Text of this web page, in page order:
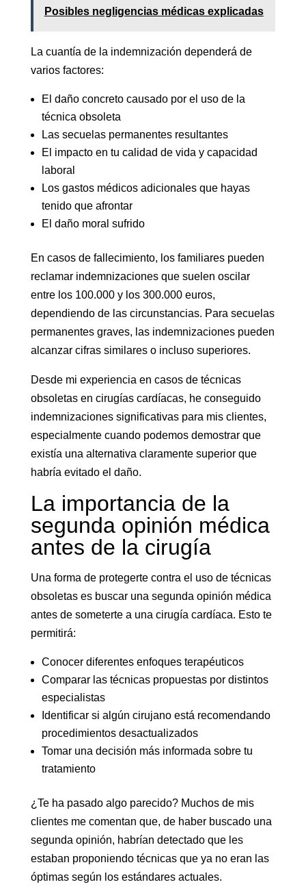
Posibles negligencias médicas explicadas
La cuantía de la indemnización dependerá de
varios factores:
El daño concreto causado por el uso de la
técnica obsoleta
Las secuelas permanentes resultantes
El impacto en tu calidad de vida y capacidad
laboral
Los gastos médicos adicionales que hayas
tenido que afrontar
El daño moral sufrido
En casos de fallecimiento, los familiares pueden
reclamar indemnizaciones que suelen oscilar
entre los 100.000 y los 300.000 euros,
dependiendo de las circunstancias. Para secuelas
permanentes graves, las indemnizaciones pueden
alcanzar cifras similares o incluso superiores.
Desde mi experiencia en casos de técnicas
obsoletas en cirugías cardíacas, he conseguido
indemnizaciones significativas para mis clientes,
especialmente cuando podemos demostrar que
existía una alternativa claramente superior que
habría evitado el daño.
La importancia de la
segunda opinión médica
antes de la cirugía
Una forma de protegerte contra el uso de técnicas
obsoletas es buscar una segunda opinión médica
antes de someterte a una cirugía cardíaca. Esto te
permitirá:
Conocer diferentes enfoques terapéuticos
Comparar las técnicas propuestas por distintos
especialistas
Identificar si algún cirujano está recomendando
procedimientos desactualizados
Tomar una decisión más informada sobre tu
tratamiento
¿Te ha pasado algo parecido? Muchos de mis
clientes me comentan que, de haber buscado una
segunda opinión, habrían detectado que les
estaban proponiendo técnicas que ya no eran las
óptimas según los estándares actuales.